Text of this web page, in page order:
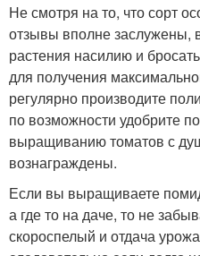
Не смотря на то, что сорт
отзывы вполне заслужены,
растения насилию и
для получения
регулярно производите
по возможности удобрите
выращиванию томатов с
вознаграждены.
Если вы выращиваете
а где то на даче, то не
скороспелый и отдача